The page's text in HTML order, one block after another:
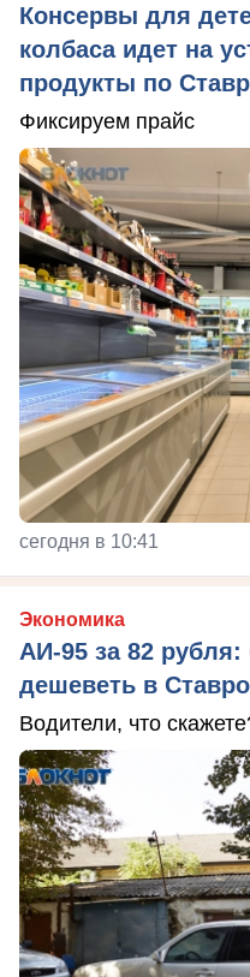
Консервы для
колбаса идет на
продукты по
Фиксируем прайс
сегодня в 10:41
Экономика
АИ-95 за 82
дешеветь в
Водители, что